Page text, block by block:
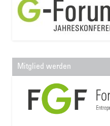
Mitglied werden